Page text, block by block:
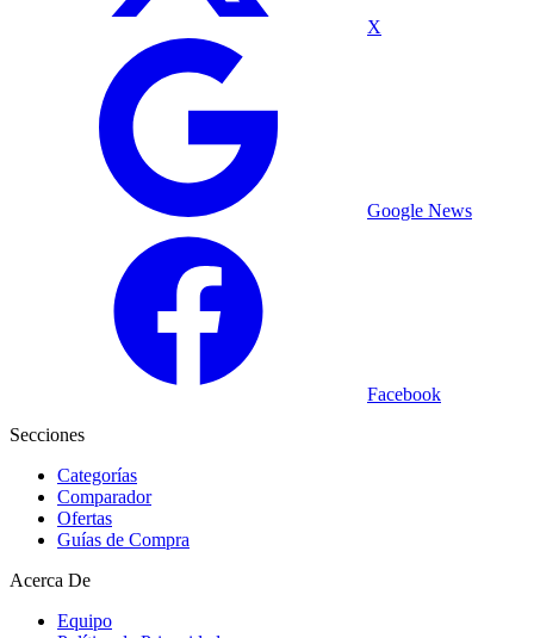
X
Google News
Facebook
Secciones
Categorías
Comparador
Ofertas
Guías de Compra
Acerca De
Equipo